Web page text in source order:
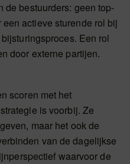
de bestuurders: geen top-
actieve sturende rol bij
Een rol
door externe partijen.
scoren met het
is voorbij. Ze
maar het ook de
van de dagelijkse
waarvoor de